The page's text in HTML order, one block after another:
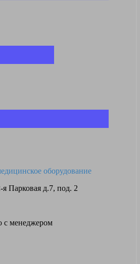
Парковая д.7, под. 2
с менеджером